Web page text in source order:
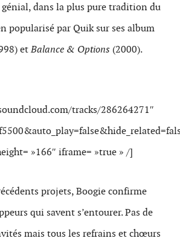
dans la plus pure tradition du
popularisé par Quik sur ses album
etBalance & Options (2000).
tracks/286264271″
»166″ iframe= »true » /]
projets, Boogie confirme
qui savent s’entourer. Pas de
mais tous les refrains et chœurs